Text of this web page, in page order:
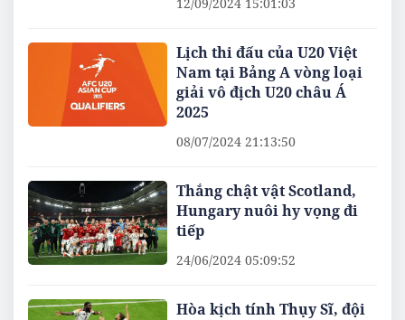
Lịch thi đấu của U20 Việt
Nam tại Bảng A vòng loại
giải vô địch U20 châu Á
2025
08/07/2024 21:13:50
Thắng chật vật Scotland,
Hungary nuôi hy vọng đi
tiếp
24/06/2024 05:09:52
Hòa kịch tính Thụy Sĩ, đội